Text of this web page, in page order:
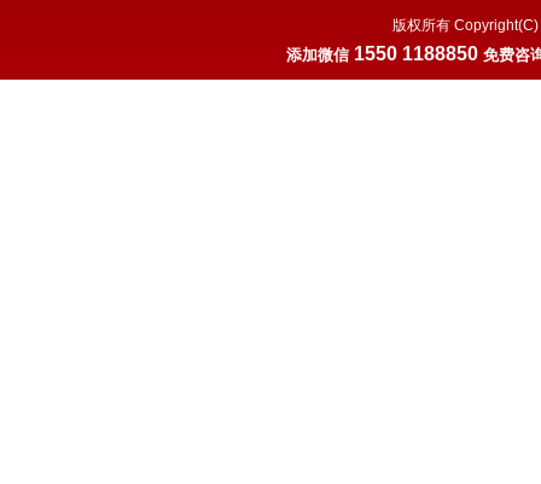
版权所有
添加微信 1550 1188850 免费咨